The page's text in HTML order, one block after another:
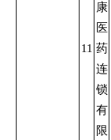
11
康
医
药
连
锁
有
限